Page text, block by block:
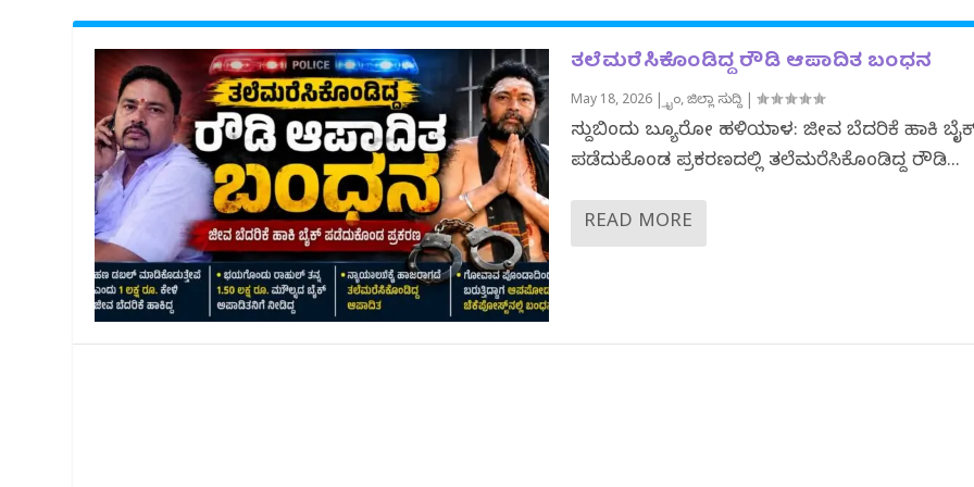
ತಲೆಮರೆಸಿಕೊಂಡಿದ್ದ ರೌಡಿ ಆಪಾದಿತ ಬಂಧನ
May 18, 2026|ಕ್ರೈಂ,ಜಿಲ್ಲಾ ಸುದ್ದಿ|
ಸುದ್ದಿಬಿಂದು ಬ್ಯೂರೋ ಹಳಿಯಾಳ: ಜೀವ ಬೆದರಿಕೆ ಹಾಕಿ
ಪಡೆದುಕೊಂಡ ಪ್ರಕರಣದಲ್ಲಿ ತಲೆಮರೆಸಿಕೊಂಡಿದ್ದ ರೌಡಿ...
READ MORE